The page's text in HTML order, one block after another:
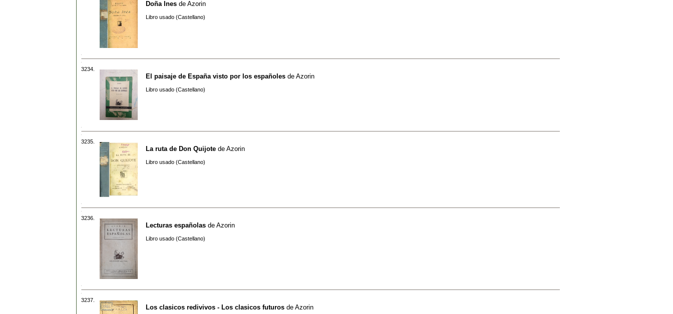
Doña Ines de Azorin
Libro usado (Castellano)
3234.
El paisaje de España visto por los españoles de Azorin
Libro usado (Castellano)
3235.
La ruta de Don Quijote de Azorin
Libro usado (Castellano)
3236.
Lecturas españolas de Azorin
Libro usado (Castellano)
3237.
Los clasicos redivivos - Los clasicos futuros de Azorin